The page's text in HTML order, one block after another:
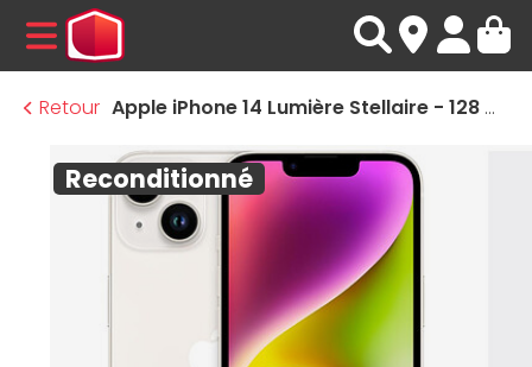
MENU
Retour
Apple iPhone 14 Lumière Stellaire - 128 Go · Reconditionné
Reconditionné